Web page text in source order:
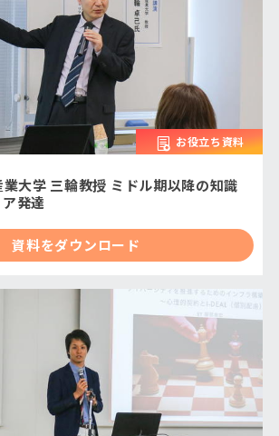
お役立ち資料
業大学 三輪教授 ミドル期以降の知識
発達
資料をダウンロード